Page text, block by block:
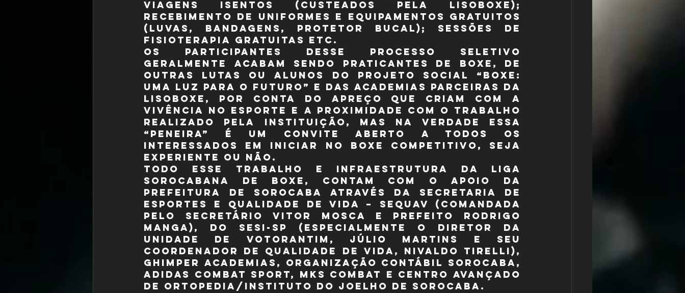
viagens isentos (custeados pela Lisoboxe);
recebimento de uniformes e equipamentos gratuitos
(luvas, bandagens, protetor bucal); sessões de
fisioterapia gratuitas etc.
Os participantes desse processo seletivo
geralmente acabam sendo praticantes de boxe, de
outras lutas ou alunos do projeto social “Boxe:
Uma Luz para o Futuro” e das academias parceiras da
Lisoboxe, por conta do apreço que criam com a
vivência no esporte e a proximidade com o trabalho
realizado pela instituição, mas na verdade essa
“peneira” é um convite aberto a todos os
interessados em iniciar no boxe competitivo, seja
experiente ou não.
Todo esse trabalho e infraestrutura da Liga
Sorocabana de Boxe, contam com o apoio da
Prefeitura de Sorocaba através da Secretaria de
Esportes e Qualidade de Vida – SEQUAV (comandada
pelo secretário Vitor Mosca e Prefeito Rodrigo
Manga), do SESI-SP (especialmente o diretor da
unidade de Votorantim, Júlio Martins e seu
coordenador de qualidade de vida, Nivaldo Tirelli),
Ghimper Academias, Organização Contábil Sorocaba,
Adidas Combat Sport, MKS Combat e Centro Avançado
de Ortopedia/Instituto do joelho de Sorocaba.